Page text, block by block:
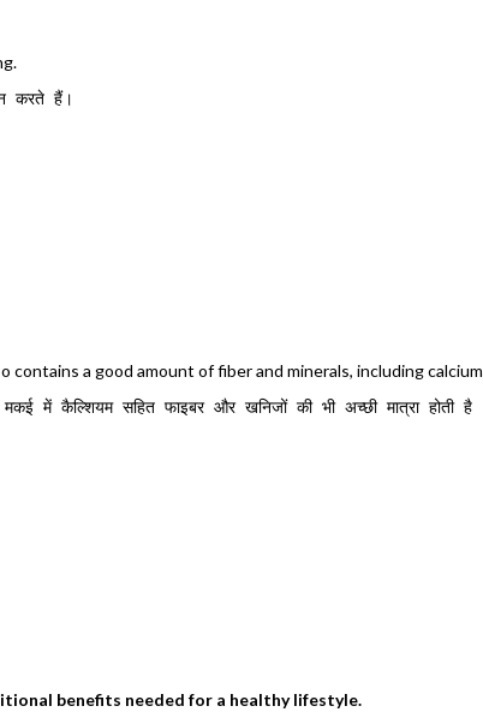
करते हैं।
a good amount of fiber and minerals, including calcium
में कैल्शियम सहित फाइबर और खनिजों की भी अच्छी मात्रा होती है
benefits needed for a healthy lifestyle.